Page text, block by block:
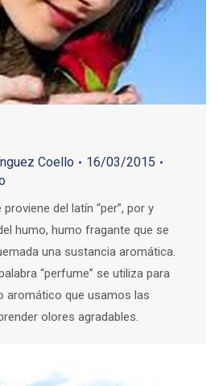
Coello
16/03/2015
del latín “per”, por y
humo, humo fragante que se
una sustancia aromática.
“perfume” se utiliza para
aromático que usamos las
olores agradables.